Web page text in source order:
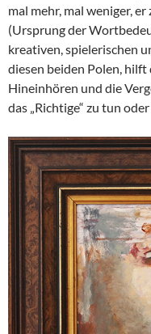
mal mehr, mal weniger,
(Ursprung der
kreativen, spielerischen
diesen beiden Polen, hilft
Hineinhören und die
das „Richtige“ zu tun